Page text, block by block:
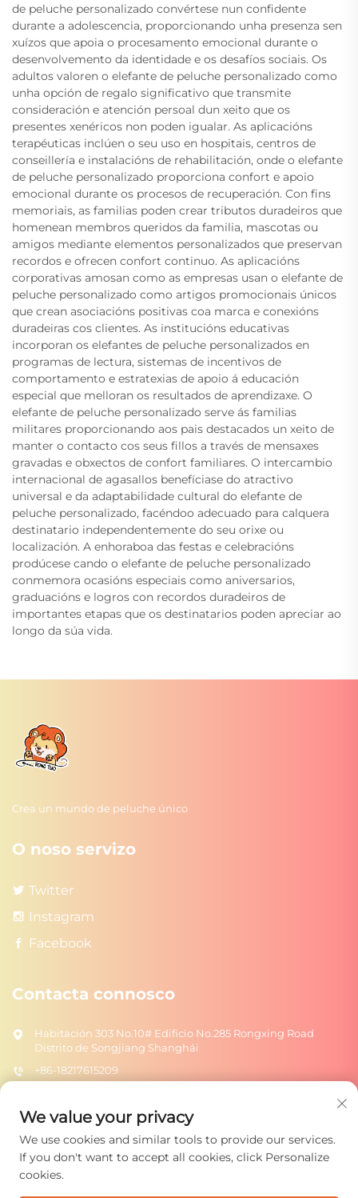
de peluche personalizado convértese nun confidente
durante a adolescencia, proporcionando unha presenza sen
xuízos que apoia o procesamento emocional durante o
desenvolvemento da identidade e os desafíos sociais. Os
adultos valoren o elefante de peluche personalizado como
unha opción de regalo significativo que transmite
consideración e atención persoal dun xeito que os
presentes xenéricos non poden igualar. As aplicacións
terapéuticas inclúen o seu uso en hospitais, centros de
conseillería e instalacións de rehabilitación, onde o elefante
de peluche personalizado proporciona confort e apoio
emocional durante os procesos de recuperación. Con fins
memoriais, as familias poden crear tributos duradeiros que
homenean membros queridos da familia, mascotas ou
amigos mediante elementos personalizados que preservan
recordos e ofrecen confort continuo. As aplicacións
corporativas amosan como as empresas usan o elefante de
peluche personalizado como artigos promocionais únicos
que crean asociacións positivas coa marca e conexións
duradeiras cos clientes. As institucións educativas
incorporan os elefantes de peluche personalizados en
programas de lectura, sistemas de incentivos de
comportamento e estratexias de apoio á educación
especial que melloran os resultados de aprendizaxe. O
elefante de peluche personalizado serve ás familias
militares proporcionando aos pais destacados un xeito de
manter o contacto cos seus fillos a través de mensaxes
gravadas e obxectos de confort familiares. O intercambio
internacional de agasallos benefíciase do atractivo
universal e da adaptabilidade cultural do elefante de
peluche personalizado, facéndoo adecuado para calquera
destinatario independentemente do seu orixe ou
localización. A enhoraboa das festas e celebracións
prodúcese cando o elefante de peluche personalizado
conmemora ocasións especiais como aniversarios,
graduacións e logros con recordos duradeiros de
importantes etapas que os destinatarios poden apreciar ao
longo da súa vida.
Crea un mundo de peluche único
O noso servizo
Twitter
Instagram
Facebook
Contacta connosco
Habitación 303 No.10# Edificio No.285 Rongxing Road
Distrito de Songjiang Shanghái
+86-18217615209
Enviar
We value your privacy
We use cookies and similar tools to provide our services.
If you don't want to accept all cookies, click Personalize
cookies.